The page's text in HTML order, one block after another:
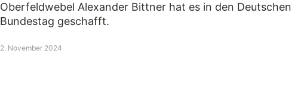
Oberfeldwebel Alexander Bittner hat es in den Deutschen
Bundestag geschafft.
2. November 2024